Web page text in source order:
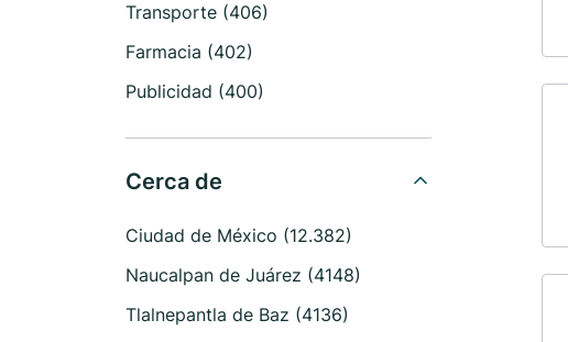
Transporte (406)
Farmacia (402)
Publicidad (400)
Cerca de
Ciudad de México (12.382)
Naucalpan de Juárez (4148)
Tlalnepantla de Baz (4136)